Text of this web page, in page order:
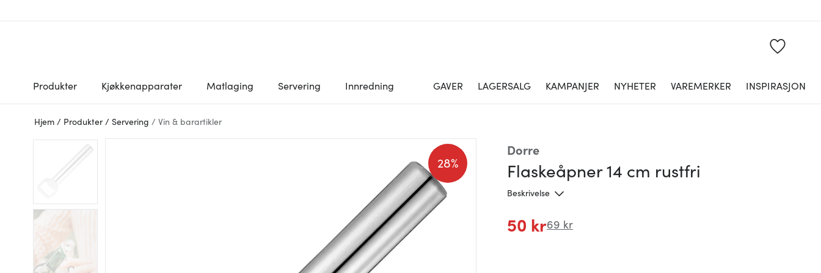
Produkter Kjøkkenapparater Matlaging Servering Innredning GAVER LAGERSALG KAMPANJER NYHETER VAREMERKER INSPIRASJON
Hjem / Produkter / Servering / Vin & barartikler
Dorre
Flaskeåpner 14 cm rustfri
Beskrivelse
28%
50 kr69 kr